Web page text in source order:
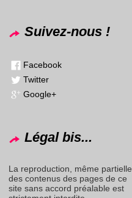
Suivez-nous !
Facebook
Twitter
Google+
Légal bis...
La reproduction, même partielle,
des contenus des pages de ce
site sans accord préalable est